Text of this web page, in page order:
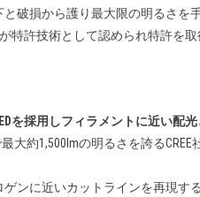
破損から護り最大限の明るさを
特許技術として認められ特許を取
を採用しフィラメントに近い配光
大約1,500lmの明るさを誇る
ゲンに近いカットラインを再現す